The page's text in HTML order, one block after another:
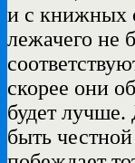
и с книжных
лежачего не
скорее они
будет
быть